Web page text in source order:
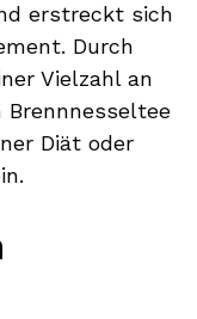
erstreckt sich
Durch
Vielzahl an
Diät oder